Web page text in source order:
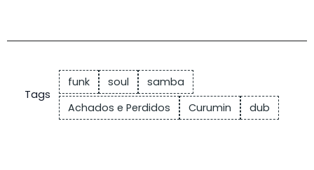
Tags
funk soul
samba
Achados e Perdidos
Curumin dub